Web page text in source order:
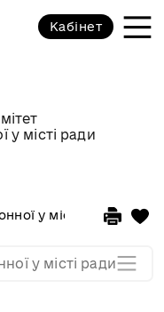
у місті ради
Кабінет
у місті ради
у місті ради
від 19
від 23